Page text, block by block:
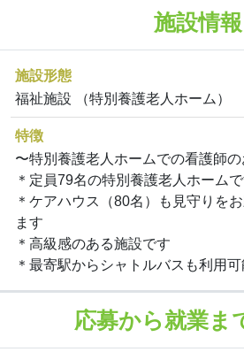
施設情報
施設形態
福祉施設 （特別養護老人ホーム）
特徴
〜特別養護老人ホームでの看護師
＊定員79名の特別養護老人ホーム
＊ケアハウス（80名）も見守りを
ます
＊高級感のある施設です
＊最寄駅からシャトルバスも利用
応募から就業ま